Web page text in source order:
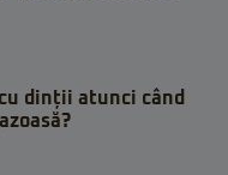
dinții atunci când